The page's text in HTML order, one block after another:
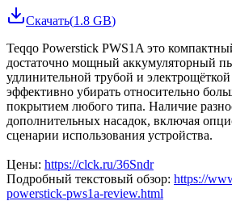
Скачать(1.8 GB)
Teqqo Powerstick PWS1A это
достаточно мощный аккумуляторный
удлинительной трубой и
эффективно убирать относительно
покрытием любого типа. Наличие
дополнительных насадок, включая
сценарии использования устройства.
Цены: https://clck.ru/36Sndr
Подробный текстовый обзор: https://
powerstick-pws1a-review.html